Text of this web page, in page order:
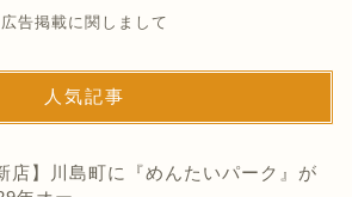
広告掲載に関しまして
人気記事
店】川島町に『めんたいパーク』が